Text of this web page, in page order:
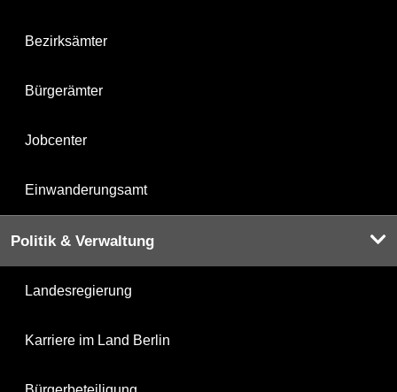
Bezirksämter
Bürgerämter
Jobcenter
Einwanderungsamt
Politik & Verwaltung
Landesregierung
Karriere im Land Berlin